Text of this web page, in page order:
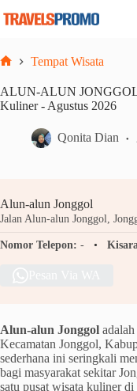
Tempat Wisata
ALUN-ALUN JONGGOL
Kuliner - Agustus 2026
Qonita Dian
Alun-alun Jonggol
Jalan Alun-alun Jonggol,
Nomor Telepon: -
Alun-alun Jonggol
Kecamatan Jonggol,
sederhana ini seringkali
bagi masyarakat sekitar
satu pusat wisata kuliner